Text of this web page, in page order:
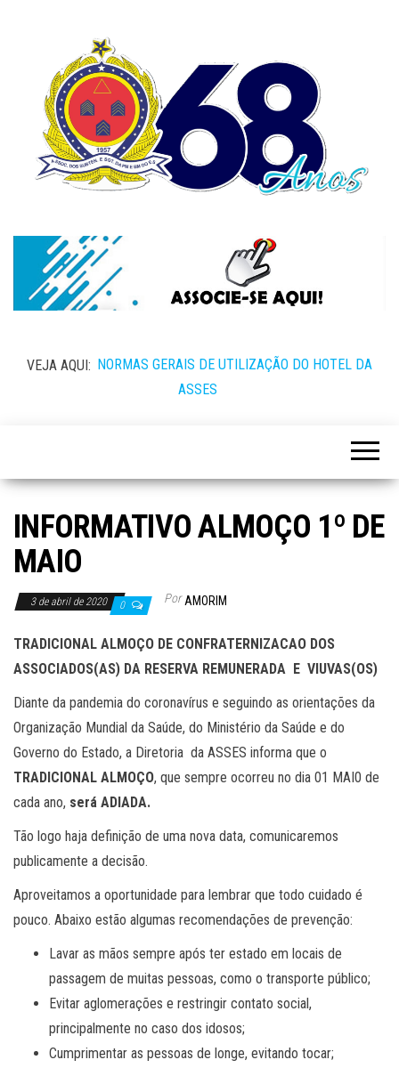
VEJA AQUI: NORMAS GERAIS DE UTILIZAÇÃO DO HOTEL DA
ASSES
INFORMATIVO ALMOÇO 1º DE
MAIO
3 de abril de 2020 0 Por AMORIM
TRADICIONAL ALMOÇO DE CONFRATERNIZACAO DOS
ASSOCIADOS(AS) DA RESERVA REMUNERADA E VIUVAS(OS)
Diante da pandemia do coronavírus e seguindo as orientações da
Organização Mundial da Saúde, do Ministério da Saúde e do
Governo do Estado, a Diretoria da ASSES informa que o
TRADICIONAL ALMOÇO, que sempre ocorreu no dia 01 MAI0 de
cada ano, será ADIADA.
Tão logo haja definição de uma nova data, comunicaremos
publicamente a decisão.
Aproveitamos a oportunidade para lembrar que todo cuidado é
pouco. Abaixo estão algumas recomendações de prevenção:
Lavar as mãos sempre após ter estado em locais de
passagem de muitas pessoas, como o transporte público;
Evitar aglomerações e restringir contato social,
principalmente no caso dos idosos;
Cumprimentar as pessoas de longe, evitando tocar;